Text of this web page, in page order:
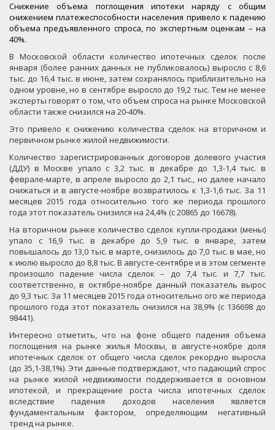
Снижение объема поглощения ипотеки наряду с общим
снижением платежеспособности населения привело к падению
объема предъявленного спроса, по экспертным оценкам – на
40%.
В Московской области количество ипотечных сделок после
января (более ранних данных не публиковалось) выросло с 8,6
тыс. до 16,4 тыс. в июне, затем сохранялось приблизительно на
одном уровне, но в сентябре выросло до 19,2 тыс. Тем не менее
эксперты говорят о том, что объем спроса на рынке Московской
области также снизился на 20-40%.
Это привело к снижению количества сделок на вторичном и
первичном рынке жилой недвижимости.
Количество зарегистрированных договоров долевого участия
(ДДУ) в Москве упало с 3,2 тыс. в декабре до 1,3-1,4 тыс. в
феврале-марте, в апреле выросло до 2,1 тыс., но далее начало
снижаться и в августе-ноябре возвратилось к 1,3-1,6 тыс. За 11
месяцев 2015 года относительно того же периода прошлого
года этот показатель снизился на 24,4% (с 20865 до 16678).
На вторичном рынке количество сделок купли-продажи (мены)
упало с 16,9 тыс. в декабре до 5,9 тыс. в январе, затем
повышалось до 13,0 тыс. в марте, снизилось до 7,0 тыс. в мае, но
к июлю выросло до 8,8 тыс. В августе-сентябре и в этом сегменте
произошло падение числа сделок – до 7,4 тыс. и 7,7 тыс.
соответственно, в октябре-ноябре данный показатель вырос
до 9,3 тыс. За 11 месяцев 2015 года относительно ого же периода
прошлого года этот показатель снизился на 38,9% (с 136698 до
98441).
Интересно отметить, что на фоне общего падения объема
поглощения на рынке жилья Москвы, в августе-ноябре доля
ипотечных сделок от общего числа сделок рекордно выросла
(до 35,1-38,1%). Эти данные подтверждают, что падающий спрос
на рынке жилой недвижимости поддерживается в основном
ипотекой, и прекращение роста числа ипотечных сделок
вследствие падения доходов населения является
фундаментальным фактором, определяющим негативный
тренд на рынке.